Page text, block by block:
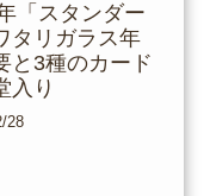
「スタンダー
タリガラス年
と3種のカード
入り
28